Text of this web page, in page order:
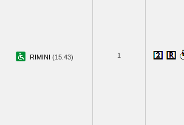
RIMINI (15.43) 1